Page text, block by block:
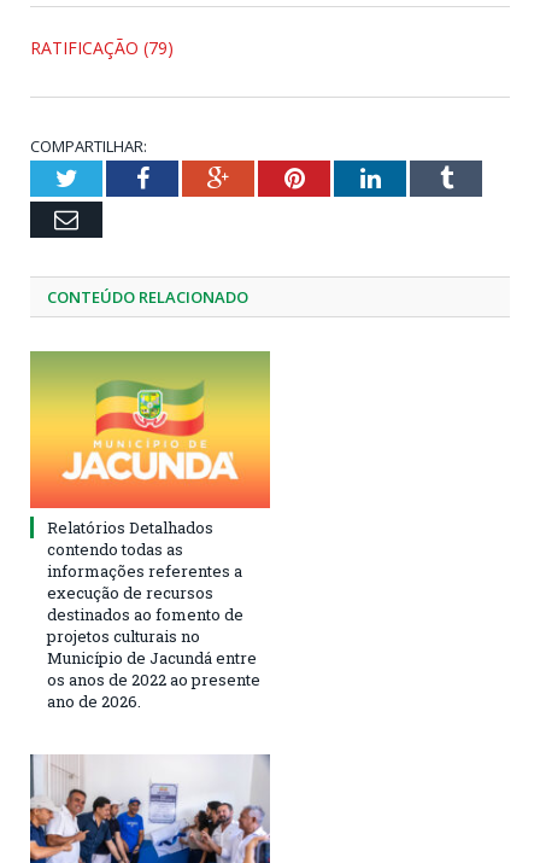
RATIFICAÇÃO (79)
COMPARTILHAR:
TwitterFacebookGoogle+PinterestLinkedInTumblr
Email
CONTEÚDO RELACIONADO
Relatórios Detalhados
contendo todas as
informações referentes a
execução de recursos
destinados ao fomento de
projetos culturais no
Município de Jacundá entre
os anos de 2022 ao presente
ano de 2026.